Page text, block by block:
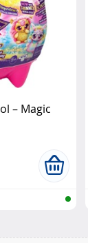
– Magic